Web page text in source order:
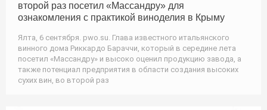
второй раз посетил «Массандру» для
ознакомления с практикой виноделия в Крыму
Ялта, 6 сентября. pwo.su. Глава известного итальянского
винного дома Риккардо Бараччи, который в середине лета
посетил «Массандру» и высоко оценил продукцию завода, а
также потенциал предприятия в области создания высоких
сухих вин, во второй раз